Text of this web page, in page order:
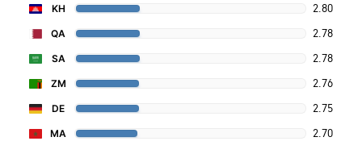
KH 2.80
QA 2.78
SA 2.78
ZM 2.76
DE 2.75
MA 2.70